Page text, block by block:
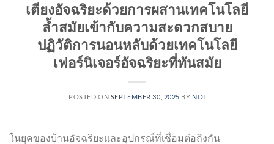
เตียงอัจฉริยะด้วยการผสานเทคโนโลยี
ล้ำสมัยเข้ากับความสะดวกสบาย
ปฏิวัติการนอนหลับด้วยเทคโนโลยี
เฟอร์นิเจอร์อัจฉริยะที่ทันสมัย
POSTED ON SEPTEMBER 30, 2025 BY NOI
ในยุคของบ้านอัจฉริยะและอุปกรณ์ที่เชื่อมต่อถึงกัน